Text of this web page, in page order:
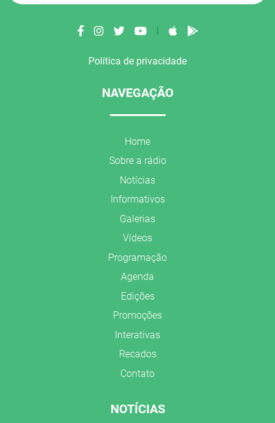
Política de privacidade
NAVEGAÇÃO
Home
Sobre a rádio
Notícias
Informativos
Galerias
Vídeos
Programação
Agenda
Edições
Promoções
Interativas
Recados
Contato
NOTÍCIAS